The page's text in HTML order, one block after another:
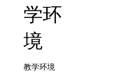
教学环境